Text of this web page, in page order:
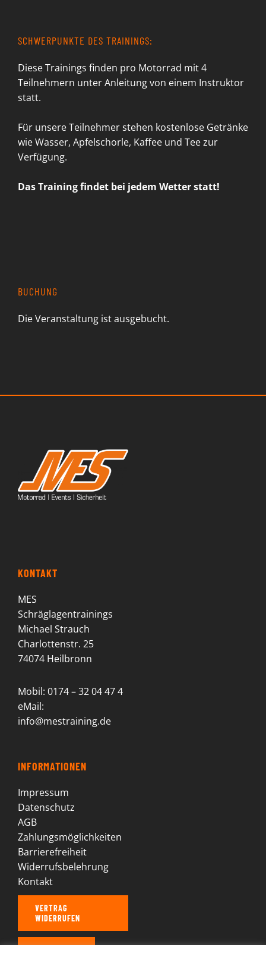
SCHWERPUNKTE DES TRAININGS:
Diese Trainings finden pro Motorrad mit 4
Teilnehmern unter Anleitung von einem Instruktor
statt.
Für unsere Teilnehmer stehen kostenlose Getränke
wie Wasser, Apfelschorle, Kaffee und Tee zur
Verfügung.
Das Training findet bei jedem Wetter statt!
BUCHUNG
Die Veranstaltung ist ausgebucht.
KONTAKT
MES
Schräglagentrainings
Michael Strauch
Charlottenstr. 25
74074 Heilbronn
Mobil: 0174 – 32 04 47 4
eMail:
info@mestraining.de
INFORMATIONEN
Impressum
Datenschutz
AGB
Zahlungsmöglichkeiten
Barrierefreiheit
Widerrufsbelehrung
Kontakt
VERTRAG
WIDERRUFEN